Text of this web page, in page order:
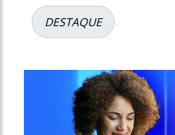
DESTAQUE